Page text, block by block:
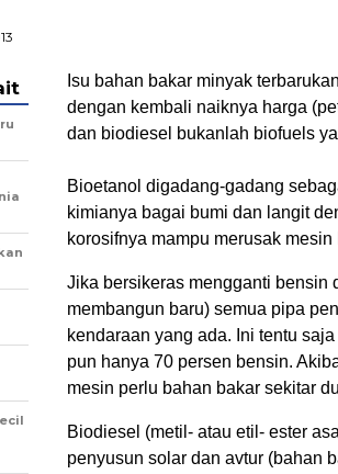
Isu bahan bakar minyak
dengan kembali naiknya harga
dan biodiesel bukanlah biofuels
Bioetanol digadang-gadang
kimianya bagai bumi dan langit
korosifnya mampu merusak
Jika bersikeras mengganti bensin
membangun baru) semua pipa
kendaraan yang ada. Ini tentu
pun hanya 70 persen bensin.
mesin perlu bahan bakar sekitar
Biodiesel (metil- atau etil- ester
penyusun solar dan avtur (bahan